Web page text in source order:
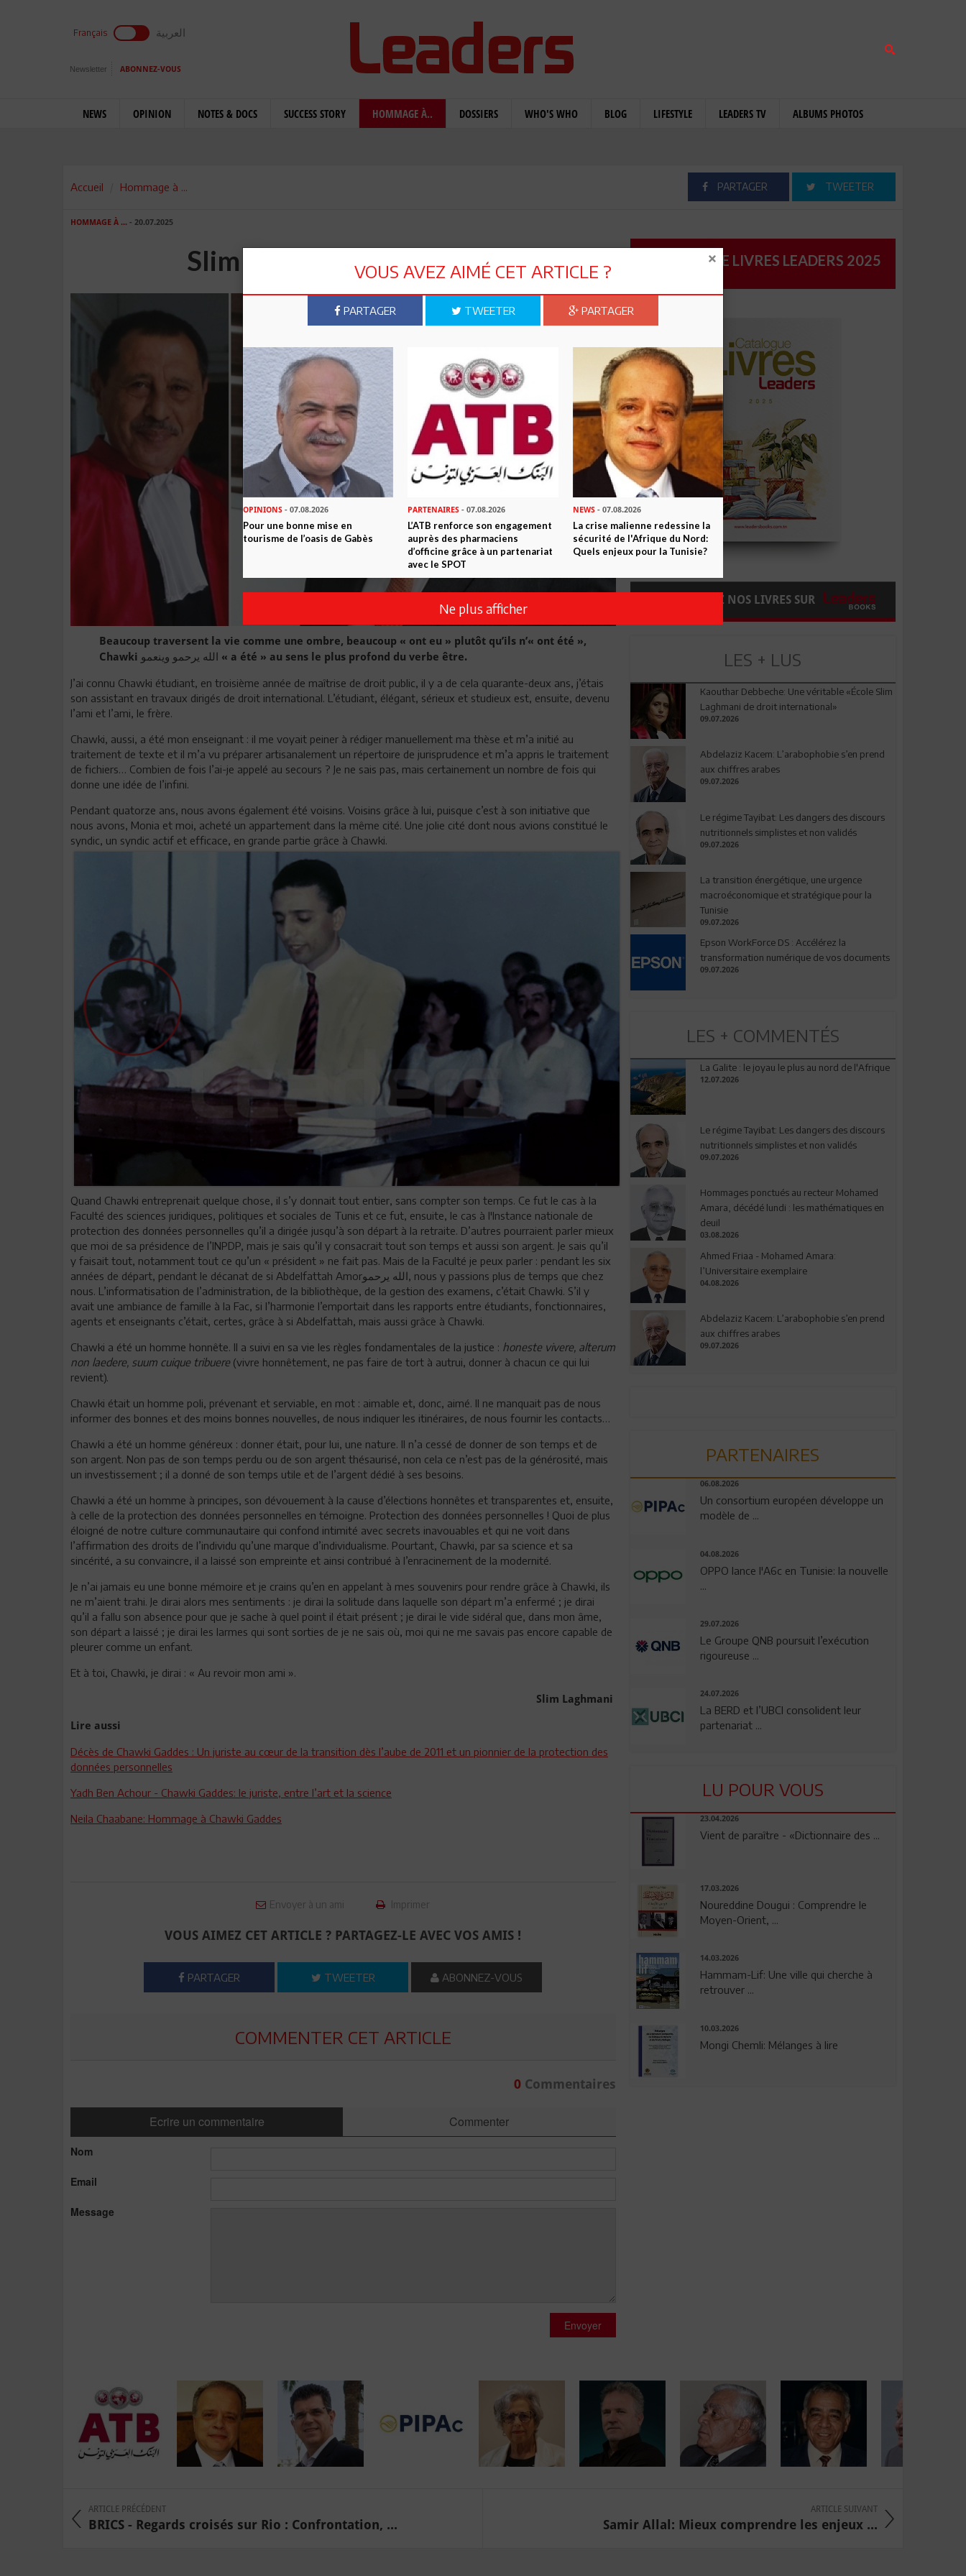
Français العربية
Newsletter ABONNEZ-VOUS
NEWS OPINION NOTES & DOCS SUCCESS STORY HOMMAGE À.. DOSSIERS WHO'S WHO BLOG LIFESTYLE LEADERS TV ALBUMS PHOTOS
Accueil Hommage à ... PARTAGER TWEETER
HOMMAGE À ... - 20.07.2025
Slim Laghmani : A Chawki
Beaucoup traversent la vie comme une ombre, beaucoup « ont eu » plutôt qu’ils n’« ont été »,
Chawki الله يرحمو وينعمو « a été » au sens le plus profond du verbe être.
J’ai connu Chawki étudiant, en troisième année de maîtrise de droit public, il y a de cela quarante-deux ans, j’étais
son assistant en travaux dirigés de droit international. L’étudiant, élégant, sérieux et studieux est, ensuite, devenu
l’ami et l’ami, le frère.
Chawki, aussi, a été mon enseignant : il me voyait peiner à rédiger manuellement ma thèse et m’a initié au
traitement de texte et il m’a vu préparer artisanalement un répertoire de jurisprudence et m’a appris le traitement
de fichiers… Combien de fois l’ai-je appelé au secours ? Je ne sais pas, mais certainement un nombre de fois qui
donne une idée de l’infini.
Pendant quatorze ans, nous avons également été voisins. Voisins grâce à lui, puisque c’est à son initiative que
nous avons, Monia et moi, acheté un appartement dans la même cité. Une jolie cité dont nous avions constitué le
syndic, un syndic actif et efficace, en grande partie grâce à Chawki.
Quand Chawki entreprenait quelque chose, il s’y donnait tout entier, sans compter son temps. Ce fut le cas à la
Faculté des sciences juridiques, politiques et sociales de Tunis et ce fut, ensuite, le cas à l'Instance nationale de
protection des données personnelles qu’il a dirigée jusqu’à son départ à la retraite. D’autres pourraient parler mieux
que moi de sa présidence de l’INPDP, mais je sais qu’il y consacrait tout son temps et aussi son argent. Je sais qu’il
y faisait tout, notamment tout ce qu’un « président » ne fait pas. Mais de la Faculté je peux parler : pendant les six
années de départ, pendant le décanat de si Abdelfattah Amorالله يرحمو, nous y passions plus de temps que chez
nous. L’informatisation de l’administration, de la bibliothèque, de la gestion des examens, c’était Chawki. S’il y
avait une ambiance de famille à la Fac, si l’harmonie l’emportait dans les rapports entre étudiants, fonctionnaires,
agents et enseignants c’était, certes, grâce à si Abdelfattah, mais aussi grâce à Chawki.
Chawki a été un homme honnête. Il a suivi en sa vie les règles fondamentales de la justice : honeste vivere, alterum
non laedere, suum cuique tribuere (vivre honnêtement, ne pas faire de tort à autrui, donner à chacun ce qui lui
revient).
Chawki était un homme poli, prévenant et serviable, en mot : aimable et, donc, aimé. Il ne manquait pas de nous
informer des bonnes et des moins bonnes nouvelles, de nous indiquer les itinéraires, de nous fournir les contacts…
Chawki a été un homme généreux : donner était, pour lui, une nature. Il n’a cessé de donner de son temps et de
son argent. Non pas de son temps perdu ou de son argent thésaurisé, non cela ce n’est pas de la générosité, mais
un investissement ; il a donné de son temps utile et de l’argent dédié à ses besoins.
Chawki a été un homme à principes, son dévouement à la cause d’élections honnêtes et transparentes et, ensuite,
à celle de la protection des données personnelles en témoigne. Protection des données personnelles ! Quoi de plus
éloigné de notre culture communautaire qui confond intimité avec secrets inavouables et qui ne voit dans
l’affirmation des droits de l’individu qu’une marque d’individualisme. Pourtant, Chawki, par sa science et sa
sincérité, a su convaincre, il a laissé son empreinte et ainsi contribué à l’enracinement de la modernité.
Je n’ai jamais eu une bonne mémoire et je crains qu’en en appelant à mes souvenirs pour rendre grâce à Chawki, ils
ne m’aient trahi. Je dirai alors mes sentiments : je dirai la solitude dans laquelle son départ m’a enfermé ; je dirai
qu’il a fallu son absence pour que je sache à quel point il était présent ; je dirai le vide sidéral que, dans mon âme,
son départ a laissé ; je dirai les larmes qui sont sorties de je ne sais où, moi qui ne me savais pas encore capable de
pleurer comme un enfant.
Et à toi, Chawki, je dirai : « Au revoir mon ami ».
Slim Laghmani
Lire aussi
Décès de Chawki Gaddes : Un juriste au cœur de la transition dès l’aube de 2011 et un pionnier de la protection des
données personnelles
Yadh Ben Achour - Chawki Gaddes: le juriste, entre l’art et la science
Neila Chaabane: Hommage à Chawki Gaddes
Envoyer à un ami Imprimer
VOUS AIMEZ CET ARTICLE ? PARTAGEZ-LE AVEC VOS AMIS !
PARTAGER TWEETER ABONNEZ-VOUS
COMMENTER CET ARTICLE
0Commentaires
Ecrire un commentaire Commenter
Nom
Email
Message
Envoyer
CATALOGUE LIVRES LEADERS 2025
COMMANDEZ NOS LIVRES SUR
LES + LUS
Kaouthar Debbeche: Une véritable «École Slim
Laghmani de droit international»
09.07.2026
Abdelaziz Kacem: L’arabophobie s’en prend
aux chiffres arabes
09.07.2026
Le régime Tayibat: Les dangers des discours
nutritionnels simplistes et non validés
09.07.2026
La transition énergétique, une urgence
macroéconomique et stratégique pour la
Tunisie
09.07.2026
Epson WorkForce DS : Accélérez la
transformation numérique de vos documents
09.07.2026
LES + COMMENTÉS
La Galite : le joyau le plus au nord de l'Afrique
12.07.2026
Le régime Tayibat: Les dangers des discours
nutritionnels simplistes et non validés
09.07.2026
Hommages ponctués au recteur Mohamed
Amara, décédé lundi : les mathématiques en
deuil
03.08.2026
Ahmed Friaa - Mohamed Amara:
l’Universitaire exemplaire
04.08.2026
Abdelaziz Kacem: L’arabophobie s’en prend
aux chiffres arabes
09.07.2026
PARTENAIRES
06.08.2026
Un consortium européen développe un
modèle de ...
04.08.2026
OPPO lance l'A6c en Tunisie: la nouvelle
...
29.07.2026
Le Groupe QNB poursuit l’exécution
rigoureuse ...
24.07.2026
La BERD et l’UBCI consolident leur
partenariat ...
LU POUR VOUS
23.04.2026
Vient de paraître - «Dictionnaire des ...
17.03.2026
Noureddine Dougui : Comprendre le
Moyen-Orient, ...
14.03.2026
Hammam-Lif: Une ville qui cherche à
retrouver ...
10.03.2026
Mongi Chemli: Mélanges à lire
ARTICLE PRÉCÉDENT
BRICS - Regards croisés sur Rio : Confrontation, ...
ARTICLE SUIVANT
Samir Allal: Mieux comprendre les enjeux ...
VOUS AVEZ AIMÉ CET ARTICLE ?
PARTAGER TWEETER PARTAGER
OPINIONS - 07.08.2026
Pour une bonne mise en
tourisme de l’oasis de Gabès
PARTENAIRES - 07.08.2026
L’ATB renforce son engagement
auprès des pharmaciens
d’officine grâce à un partenariat
avec le SPOT
NEWS- 07.08.2026
La crise malienne redessine la
sécurité de l'Afrique du Nord:
Quels enjeux pour la Tunisie?
Ne plus afficher